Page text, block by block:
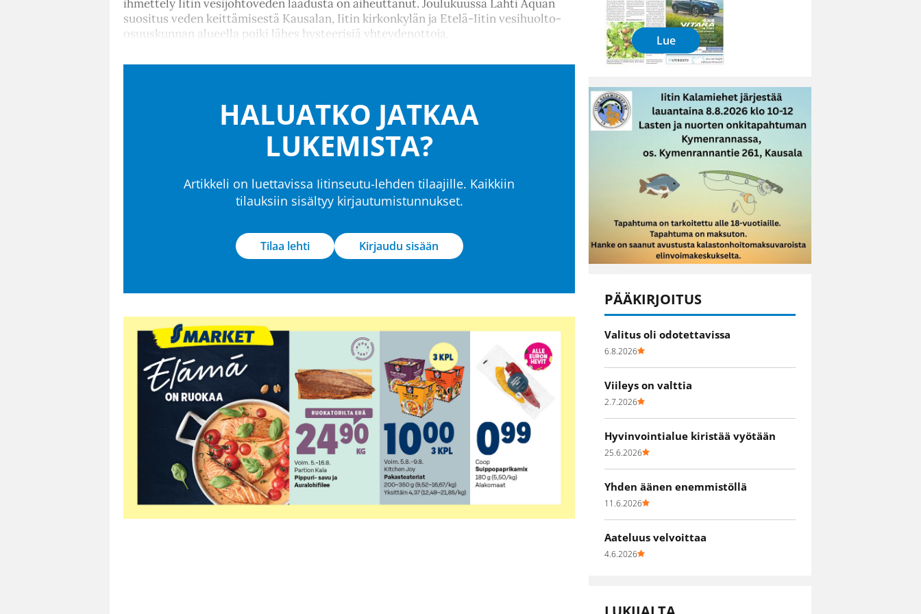
ihmettely Iitin vesijohtoveden laadusta on aiheuttanut. Joulukuussa Lahti Aquan
suositus veden keittämisestä Kausalan, Iitin kirkonkylän ja Etelä-Iitin vesihuolto-
osuuskunnan alueella poiki lähes hysteerisiä yhteydenottoja.
HALUATKO JATKAA
LUKEMISTA?
Artikkeli on luettavissa Iitinseutu-lehden tilaajille. Kaikkiin
tilauksiin sisältyy kirjautumistunnukset.
Tilaa lehti Kirjaudu sisään
Lue
PÄÄKIRJOITUS
Valitus oli odotettavissa
6.8.2026
Viileys on valttia
2.7.2026
Hyvinvointialue kiristää vyötään
25.6.2026
Yhden äänen enemmistöllä
11.6.2026
Aateluus velvoittaa
4.6.2026